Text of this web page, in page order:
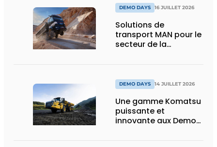
DEMO DAYS 16 JUILLET 2026
Solutions de
transport MAN pour le
secteur de la
DEMO DAYS 14 JUILLET 2026
Une gamme Komatsu
puissante et
innovante aux Demo